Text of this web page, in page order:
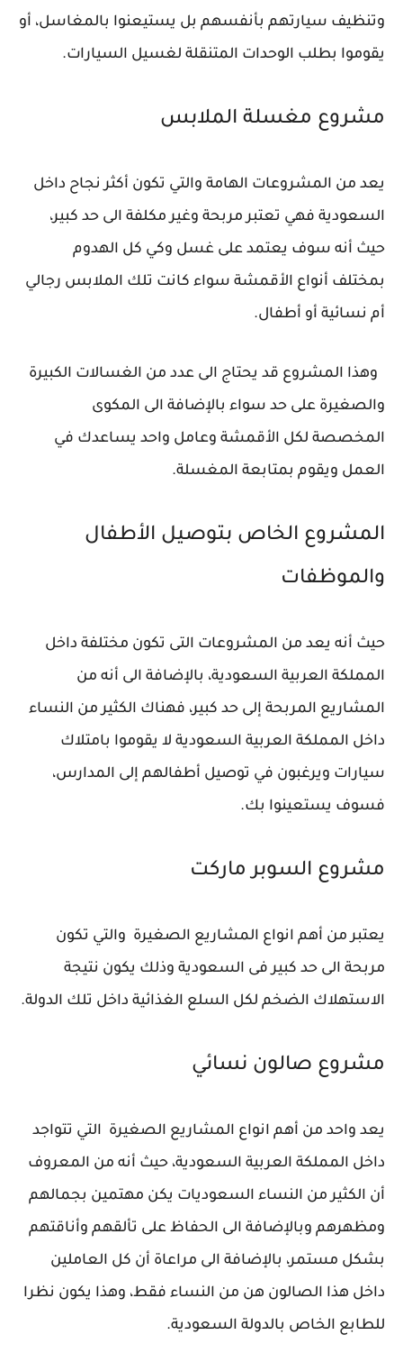
وتنظيف سيارتهم بأنفسهم بل يستيعنوا بالمغاسل، أو
يقوموا بطلب الوحدات المتنقلة لغسيل السيارات.
مشروع مغسلة الملابس
يعد من المشروعات الهامة والتي تكون أكثر نجاح داخل
السعودية فهي تعتبر مربحة وغير مكلفة الى حد كبير،
حيث أنه سوف يعتمد على غسل وكي كل الهدوم
بمختلف أنواع الأقمشة سواء كانت تلك الملابس رجالي
أم نسائية أو أطفال.
وهذا المشروع قد يحتاج الى عدد من الغسالات الكبيرة
والصغيرة على حد سواء بالإضافة الى المكوى
المخصصة لكل الأقمشة وعامل واحد يساعدك في
العمل ويقوم بمتابعة المغسلة.
المشروع الخاص بتوصيل الأطفال
والموظفات
حيث أنه يعد من المشروعات التى تكون مختلفة داخل
المملكة العربية السعودية، بالإضافة الى أنه من
المشاريع المربحة إلى حد كبير، فهناك الكثير من النساء
داخل المملكة العربية السعودية لا يقوموا بامتلاك
سيارات ويرغبون في توصيل أطفالهم إلى المدارس،
فسوف يستعينوا بك.
مشروع السوبر ماركت
يعتبر من أهم انواع المشاريع الصغيرة والتي تكون
مربحة الى حد كبير فى السعودية وذلك يكون نتيجة
الاستهلاك الضخم لكل السلع الغذائية داخل تلك الدولة.
مشروع صالون نسائي
يعد واحد من أهم انواع المشاريع الصغيرة التي تتواجد
داخل المملكة العربية السعودية، حيث أنه من المعروف
أن الكثير من النساء السعوديات يكن مهتمين بجمالهم
ومظهرهم وبالإضافة الى الحفاظ على تألقهم وأناقتهم
بشكل مستمر، بالإضافة الى مراعاة أن كل العاملين
داخل هذا الصالون هن من النساء فقط، وهذا يكون نظرا
للطابع الخاص بالدولة السعودية.